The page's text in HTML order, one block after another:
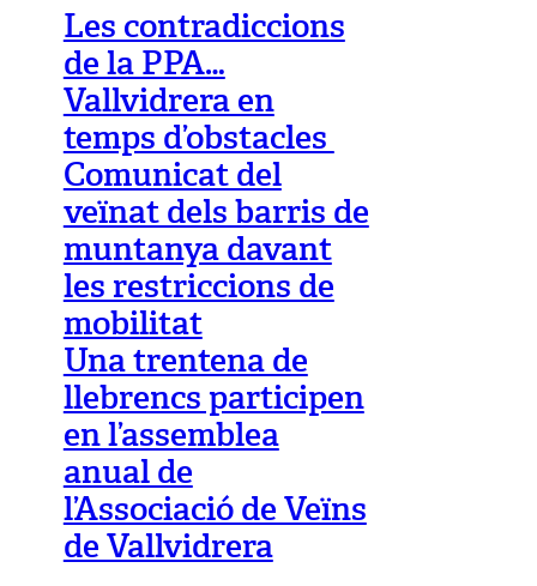
Les contradiccions
de la PPA…
Vallvidrera en
temps d’obstacles
Comunicat del
veïnat dels barris de
muntanya davant
les restriccions de
mobilitat
Una trentena de
llebrencs participen
en l’assemblea
anual de
l’Associació de Veïns
de Vallvidrera